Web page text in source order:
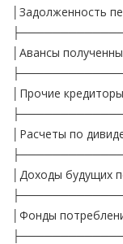
│Задолженность
│Авансы
│Прочие
│Расчеты по
│Доходы будущих
│Фонды